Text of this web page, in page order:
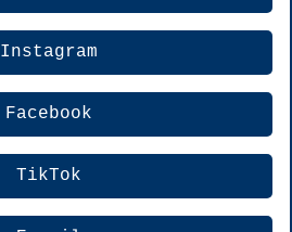
Instagram
Facebook
TikTok